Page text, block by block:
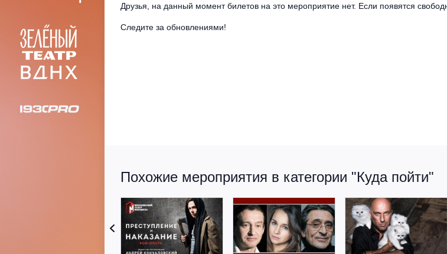
Друзья, на данный момент билетов на это мероприятие нет. Если появятся
Следите за обновлениями!
Похожие мероприятия в категории "Куда пойти"